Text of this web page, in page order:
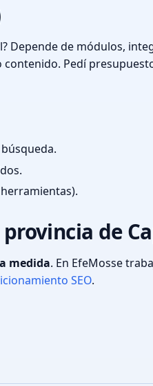
Depende de módulos,
contenido. Pedí
de
medida. En EfeMosse
SEO.